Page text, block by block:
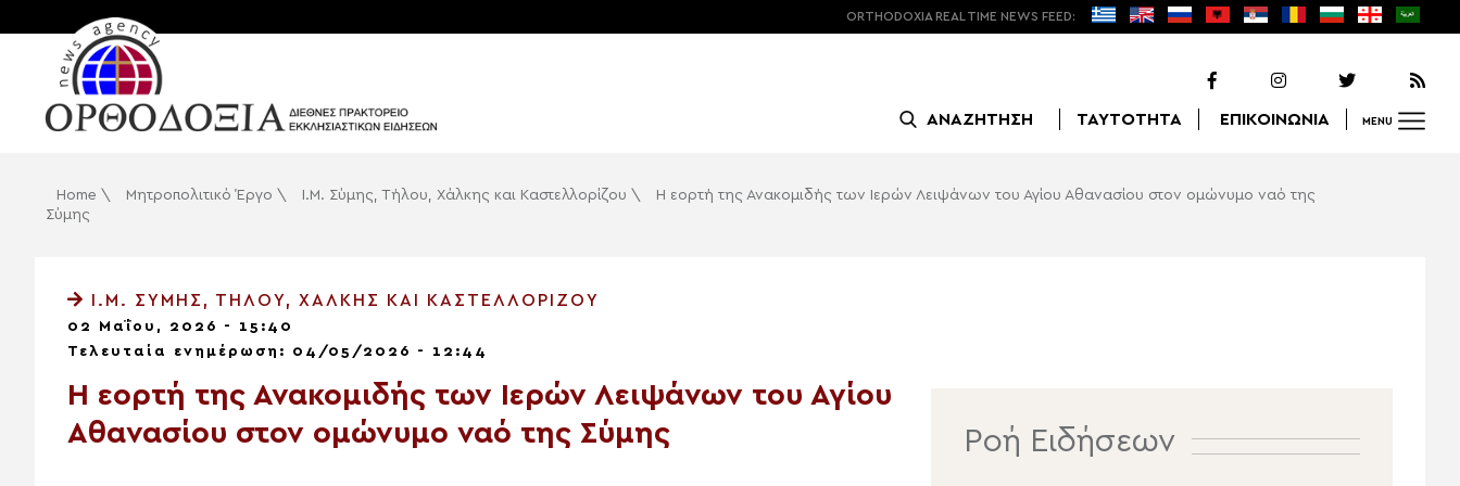
ORTHODOXIA REAL TIME NEWS FEED:
ΑΝΑΖΗΤΗΣΗ ΤΑΥΤΟΤΗΤΑ ΕΠΙΚΟΙΝΩΝΙΑ MENU
Αναζήτηση
Home \ Μητροπολιτικό Έργο \ Ι.Μ. Σύμης, Τήλου, Χάλκης και Καστελλορίζου \
Η εορτή της Ανακομιδής των Ιερών Λειψάνων του Αγίου Αθανασίου στον ομώνυμο ναό της
Σύμης
Ι.Μ. ΣΎΜΗΣ, ΤΉΛΟΥ, ΧΆΛΚΗΣ ΚΑΙ ΚΑΣΤΕΛΛΟΡΊΖΟΥ
02 Μαΐου, 2026 - 15:40
Τελευταία ενημέρωση: 04/05/2026 - 12:44
Η εορτή της Ανακομιδής των Ιερών Λειψάνων του Αγίου
Αθανασίου στον ομώνυμο ναό της Σύμης
Ροή Ειδήσεων